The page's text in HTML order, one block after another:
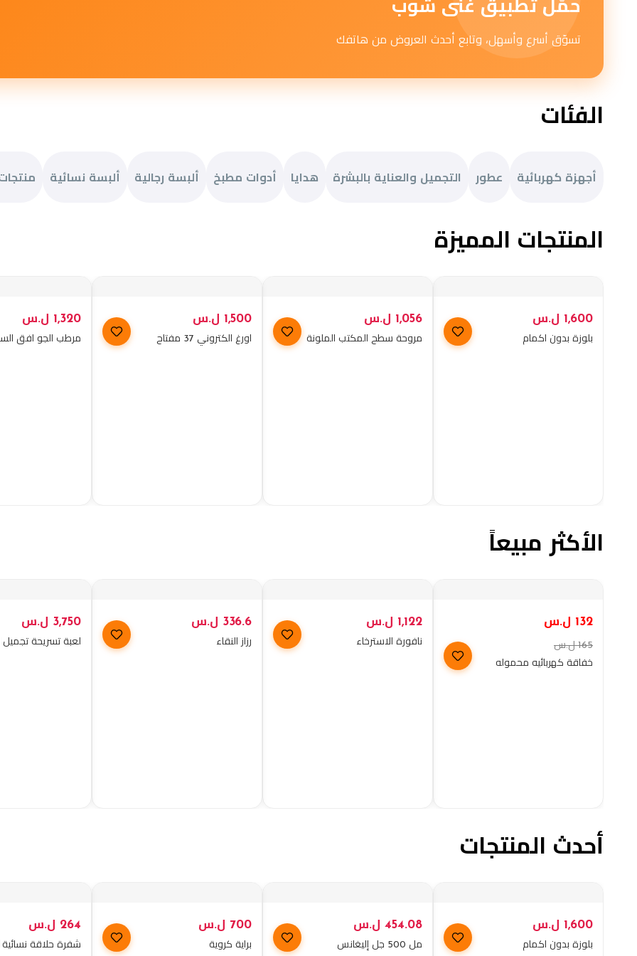
حمّل تطبيق غنى شوب
تسوّق أسرع وأسهل، وتابع أحدث العروض من هاتفك
الفئات
أجهزة كهربائية عطور التجميل والعناية بالبشرة هدايا أدوات مطبخ ألبسة رجالية ألبسة نسائية
المنتجات المميزة
1,600 ل.س
بلوزة بدون اكمام
1,056 ل.س
مروحة سطح المكتب الملونة
1,500 ل.س
اورغ الكتروني 37 مفتاح
1,320 ل.س
مرطب الجو افق
الأكثر مبيعاً
132 ل.س
165 ل.س
خفاقة كهربائيه محموله
1,122 ل.س
نافورة الاسترخاء
336.6 ل.س
رزاز النقاء
3,750 ل.س
لعبة تسريحة تجميل
أحدث المنتجات
1,600 ل.س
بلوزة بدون اكمام
454.08 ل.س
مل 500 جل إليغانس
700 ل.س
براية كروية
264 ل.س